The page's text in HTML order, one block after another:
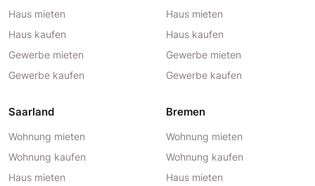
Haus mieten
Haus kaufen
Gewerbe mieten
Gewerbe kaufen
Haus mieten
Haus kaufen
Gewerbe mieten
Gewerbe kaufen
Saarland
Wohnung mieten
Wohnung kaufen
Haus mieten
Bremen
Wohnung mieten
Wohnung kaufen
Haus mieten